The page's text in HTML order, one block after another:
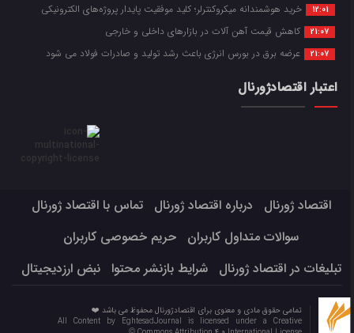
12:01 خرید هوشمندانه میکروکنترلر؛ کلید موفقیت پایدار پروژه‌های الکترونیکی
21:07 کاهش قیمت آهن آلات در بازارهای داخلی و خارجی
21:07 عرضه برق در بورس انرژی باعث رشد تولید و صادرات فولاد می شود
اعتبار اقتصادژورنال
اقتصاد ژورنال درباره اقتصاد ژورنال
تماس با اقتصاد ژورنال
سوالات متداول کاربران
حریم خصوصی کاربران
تبلیغات در اقتصاد ژورنال
شرایط بازنشر محتوا نبض ارزدیجیتال
تمامی حقوق مادی و معنوی برای اقتصادژورنال محفوظ می باشد ❤️
All Content by EghtesadJournal is licensed under a Creative